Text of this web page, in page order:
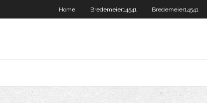
Home Bredemeier14541 Bredemeier14541